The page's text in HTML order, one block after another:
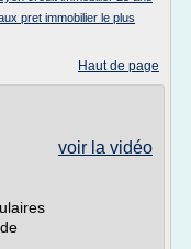
pret immobilier le plus
Haut de page
voir la vidéo